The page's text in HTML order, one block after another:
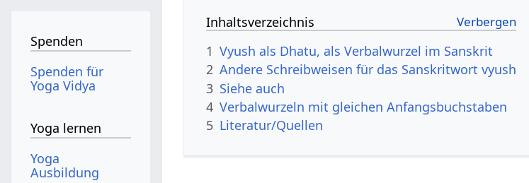
Inhaltsverzeichnis
1 Vyush als Dhatu, als Verbalwurzel im Sanskrit
2 Andere Schreibweisen für das Sanskritwort vyush
3 Siehe auch
4 Verbalwurzeln mit gleichen Anfangsbuchstaben
5 Literatur/Quellen
Spenden
Spenden für
Yoga Vidya
Yoga lernen
Yoga
Ausbildung